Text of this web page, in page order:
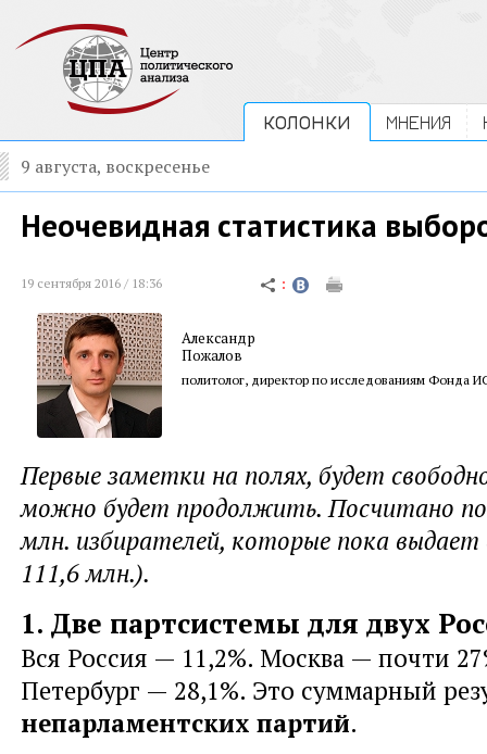
КОЛОНКИ МНЕНИЯ
9 августа, воскресенье
Неочевидная статистика
19 сентября 2016 / 18:36
Александр
Пожалов
политолог, директор по исследованиям Фонда
Первые заметки на полях, будет
можно будет продолжить. Посчитано
млн. избирателей, которые пока
111,6 млн.).
1. Две партсистемы для двух
Вся Россия — 11,2%. Москва — почти
Петербург — 28,1%. Это суммарный
непарламентских партий.